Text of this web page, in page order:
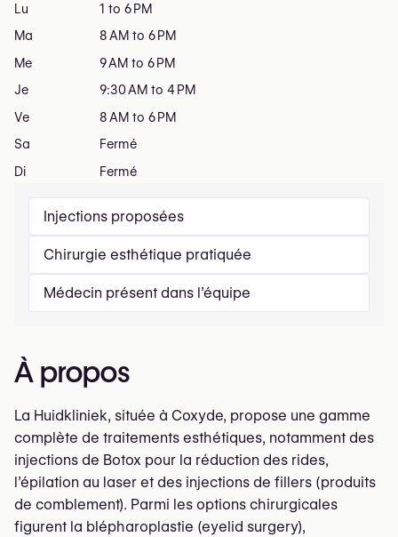
Injections proposées
Chirurgie esthétique pratiquée
Médecin présent dans l’équipe
À propos
La Huidkliniek, située à Coxyde, propose une gamme
complète de traitements esthétiques, notamment des
injections de Botox pour la réduction des rides,
l’épilation au laser et des injections de fillers (produits
de comblement). Parmi les options chirurgicales
figurent la blépharoplastie (eyelid surgery),
Lu
1 to 6 PM
Ma
8 AM to 6 PM
Me
9 AM to 6 PM
Je
9:30 AM to 4 PM
Ve
8 AM to 6 PM
Sa
Fermé
Di
Fermé